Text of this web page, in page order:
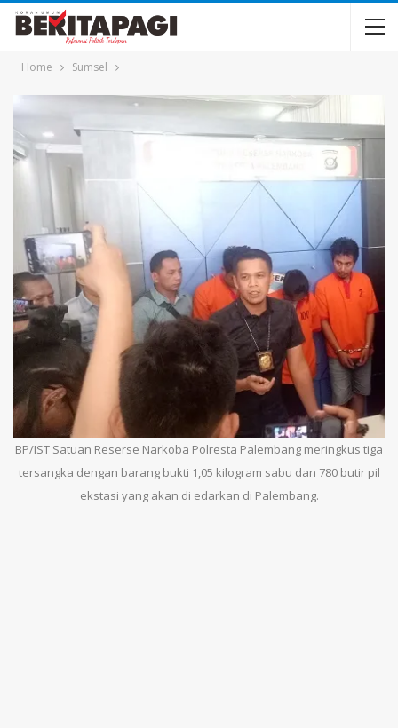
Home Sumsel
BP/IST Satuan Reserse Narkoba Polresta Palembang meringkus tiga
tersangka dengan barang bukti 1,05 kilogram sabu dan 780 butir pil
ekstasi yang akan di edarkan di Palembang.